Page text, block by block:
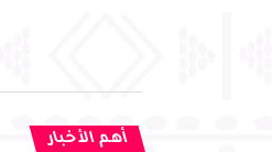
أهم الأخبار